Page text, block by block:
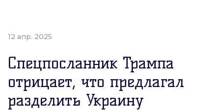
12 апр. 2025
Спецпосланник Трампа
отрицает, что предлагал
разделить Украину